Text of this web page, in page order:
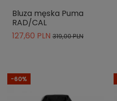
Bluza męska Puma
RAD/CAL
127,60 PLN 319,00 PLN
-60%